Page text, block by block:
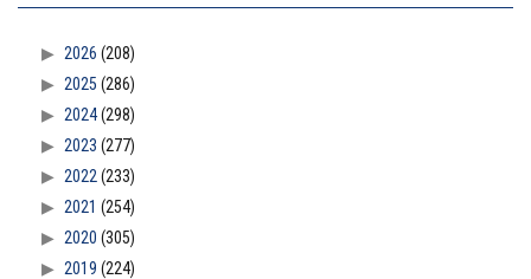
2026 (208)
2025 (286)
2024(298)
2023 (277)
2022 (233)
2021 (254)
2020 (305)
2019 (224)